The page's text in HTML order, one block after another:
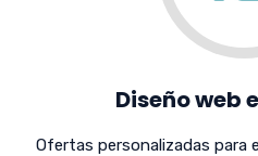
Diseño web
Ofertas personalizadas para